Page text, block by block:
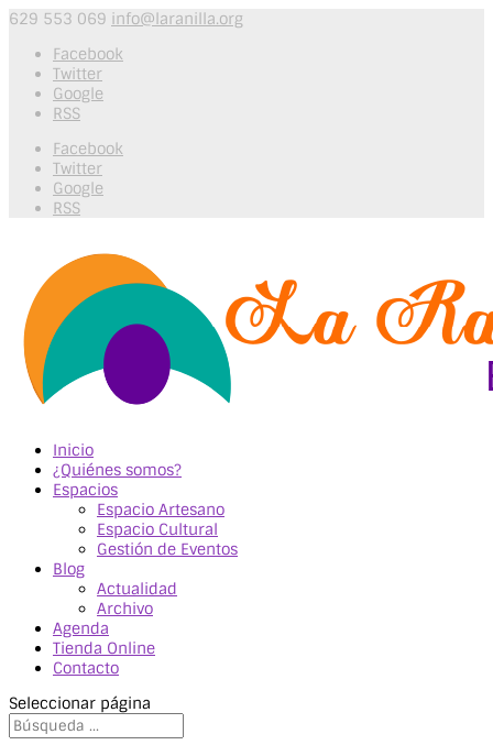
629 553 069 info@laranilla.org
Facebook
Twitter
Google
RSS
Facebook
Twitter
Google
RSS
Inicio
¿Quiénes somos?
Espacios
Espacio Artesano
Espacio Cultural
Gestión de Eventos
Blog
Actualidad
Archivo
Agenda
Tienda Online
Contacto
Seleccionar página